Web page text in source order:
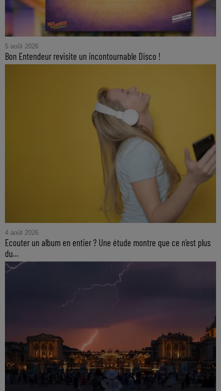
5 août 2026
Bon Entendeur revisite un incontournable Disco !
4 août 2026
Ecouter un album en entier ? Une étude montre que ce n’est plus
du...